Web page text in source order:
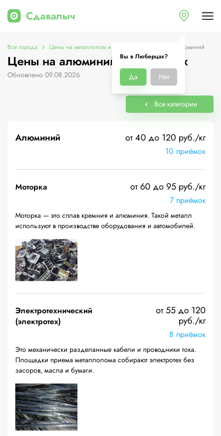
Вы в Люберцах?
Да Нет
Все города Цены на металлолом в Люберцах Цены на алюминий
Цены на алюминий в Люберцах
Обновлено 09.08.2026
Все категории
Алюминий от 40 до 120 руб./кг
10 приёмок
Моторка от 60 до 95 руб./кг
7 приёмок
Моторка — это сплав кремния и алюминия. Такой металл
используют в производстве оборудования и автомобилей.
Электротехнический
(электротех)
от 55 до 120
руб./кг
8 приёмок
Это механически разделанные кабели и проводники тока.
Площадки приема металлолома собирают электротех без
засоров, масла и бумаги.